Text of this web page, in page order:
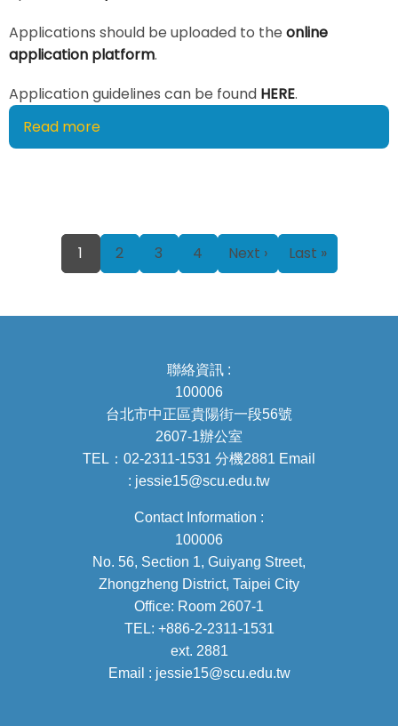
報
名
訊
Applications should be uploaded to the online
application platform.
Application guidelines can be found HERE.
Read more
2026
International
Students
Pagination
Current
1 Page
2 Page
3 Page
4
Next
Next ›
Last
Last »
聯絡資訊 :
100006
台北市中正區貴陽街一段56號
2607-1辦公室
TEL：02-2311-1531 分機2881 Email
: jessie15@scu.edu.tw
Contact Information :
100006
No. 56, Section 1, Guiyang Street,
Zhongzheng District, Taipei City
Office: Room 2607-1
TEL: +886-2-2311-1531
ext. 2881
Email : jessie15@scu.edu.tw